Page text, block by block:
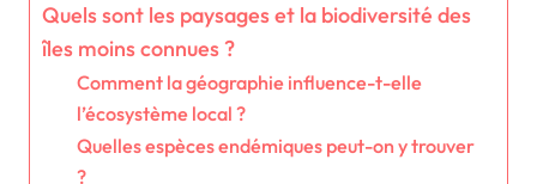
Quels sont les paysages et la biodiversité des
îles moins connues ?
Comment la géographie influence-t-elle
l’écosystème local ?
Quelles espèces endémiques peut-on y trouver
?